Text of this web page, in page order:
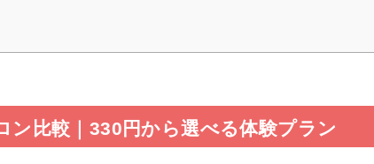
ン比較｜330円から選べる体験プラン